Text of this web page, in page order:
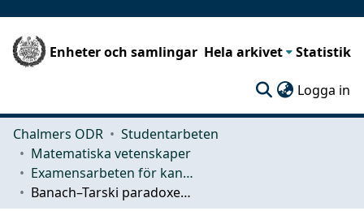
Enheter och samlingar Hela arkivet Statistik
Logga in
Chalmers ODR
Studentarbeten
Matematiska vetenskaper
Examensarbeten för kandidatexamen
Banach–Tarski paradoxen och dess implikationer på måttproblemet